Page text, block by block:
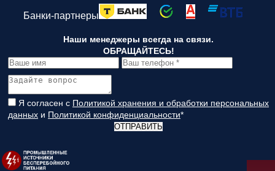
Банки-партнеры
Наши менеджеры всегда на связи.
ОБРАЩАЙТЕСЬ!
Я согласен с Политикой хранения и обработки персональных
данных и Политикой конфиденциальности*
ОТПРАВИТЬ